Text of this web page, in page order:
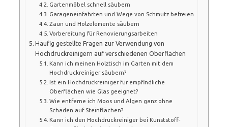
Gartenmöbel schnell säubern
Garageneinfahrten und Wege von Schmutz befreien
Zaun und Holzelemente säubern
Vorbereitung für Renovierungsarbeiten
Häufig gestellte Fragen zur Verwendung von
Hochdruckreinigern auf verschiedenen Oberflächen
Kann ich meinen Holztisch im Garten mit dem
Hochdruckreiniger säubern?
Ist ein Hochdruckreiniger für empfindliche
Oberflächen wie Glas geeignet?
Wie entferne ich Moos und Algen ganz ohne
Schäden auf Steinflächen?
Kann ich den Hochdruckreiniger bei Kunststoff-